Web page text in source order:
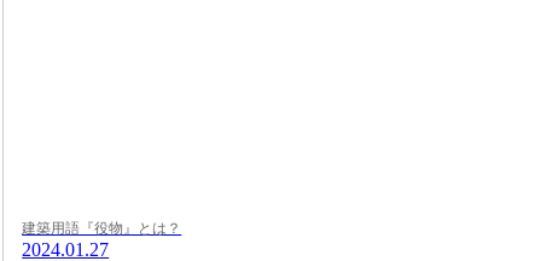
建築用語『役物』とは？
2024.01.27